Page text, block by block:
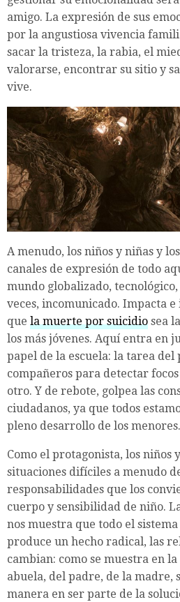
amigo. La expresión de sus
por la angustiosa vivencia
sacar la tristeza, la rabia, el
valorarse, encontrar su sitio y
vive.
A menudo, los niños y niñas y
canales de expresión de todo
mundo globalizado,
veces, incomunicado. Impacta
que la muerte por suicidio sea
los más jóvenes. Aquí entra en
papel de la escuela: la tarea del
compañeros para detectar
otro. Y de rebote, golpea las
ciudadanos, ya que todos
pleno desarrollo de los menores.
Como el protagonista, los niños
situaciones difíciles a menudo
responsabilidades que los
cuerpo y sensibilidad de niño.
nos muestra que todo el
produce un hecho radical, las
cambian: como se muestra en
abuela, del padre, de la madre,
manera en ser parte de la